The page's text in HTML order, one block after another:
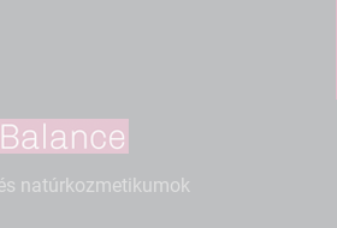
natúrkozmetikumok